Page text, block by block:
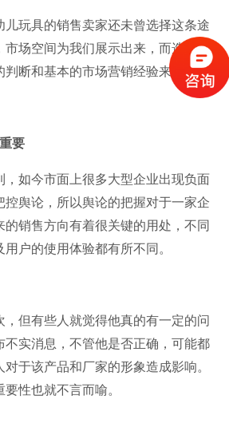
玩具的销售卖家还未曾选择这条途
市场空间为我们展示出来，而选择与
判断和基本的市场营销经验来决定。
要
如今市面上很多大型企业出现负面
控舆论，所以舆论的把握对于一家企
的销售方向有着很关键的用处，不同
户的使用体验都有所不同。
但有些人就觉得他真的有一定的问
不实消息，不管他是否正确，可能都
于该产品和厂家的形象造成影响。
性也就不言而喻。